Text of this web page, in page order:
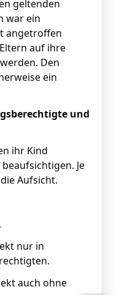
geltenden
war ein
angetroffen
auf ihre
Den
ein
und
ihr Kind
Je
Aufsicht.
nur in
auch ohne